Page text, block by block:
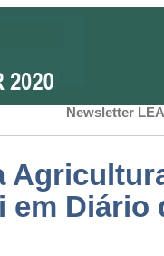
Newsletter
em Diário